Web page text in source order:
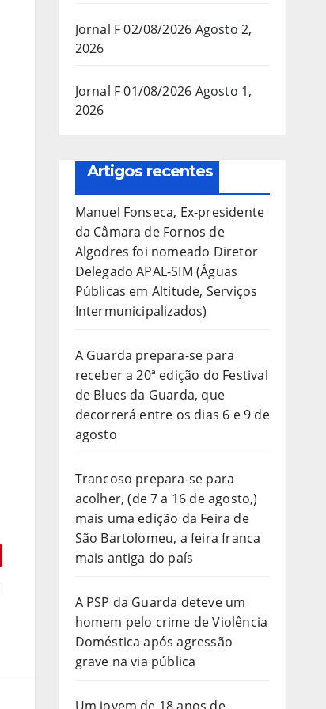
Jornal F 02/08/2026 Agosto 2,
2026
Jornal F 01/08/2026 Agosto 1,
2026
Artigos recentes
Manuel Fonseca, Ex-presidente
da Câmara de Fornos de
Algodres foi nomeado Diretor
Delegado APAL-SIM (Águas
Públicas em Altitude, Serviços
Intermunicipalizados)
A Guarda prepara-se para
receber a 20ª edição do Festival
de Blues da Guarda, que
decorrerá entre os dias 6 e 9 de
agosto
Trancoso prepara-se para
acolher, (de 7 a 16 de agosto,)
mais uma edição da Feira de
São Bartolomeu, a feira franca
mais antiga do país
A PSP da Guarda deteve um
homem pelo crime de Violência
Doméstica após agressão
grave na via pública